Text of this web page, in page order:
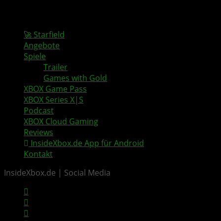
🚀 Starfield
Angebote
Spiele
Trailer
Games with Gold
XBOX Game Pass
XBOX Series X|S
Podcast
XBOX Cloud Gaming
Reviews
InsideXbox.de App für Android
Kontakt
InsideXbox.de | Social Media